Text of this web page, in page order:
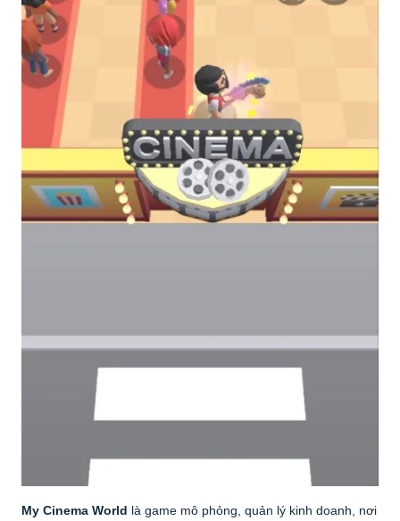
My Cinema World là game mô phỏng, quản lý kinh doanh, nơi